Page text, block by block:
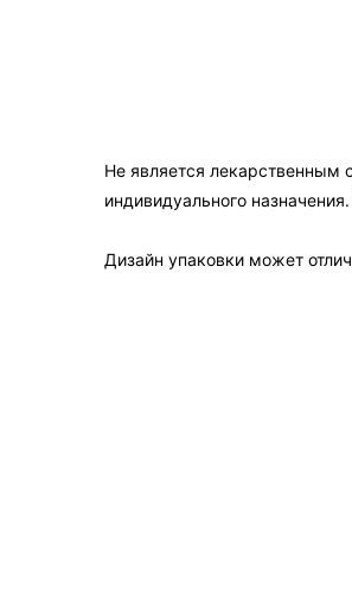
Не является лекарственным
индивидуального
Дизайн упаковки может